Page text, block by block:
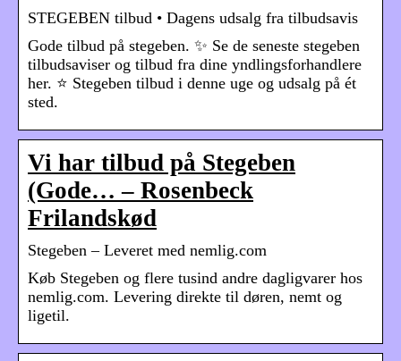
STEGEBEN tilbud • Dagens udsalg fra tilbudsavis
Gode tilbud på stegeben. ✨ Se de seneste stegeben
tilbudsaviser og tilbud fra dine yndlingsforhandlere
her. ⭐ Stegeben tilbud i denne uge og udsalg på ét
sted.
Vi har tilbud på Stegeben
(Gode… – Rosenbeck
Frilandskød
Stegeben – Leveret med nemlig.com
Køb Stegeben og flere tusind andre dagligvarer hos
nemlig.com. Levering direkte til døren, nemt og
ligetil.